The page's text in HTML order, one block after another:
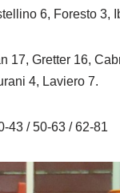
6, Foresto 3,
17, Gretter 16,
4, Laviero 7.
43 / 50-63 / 62-81